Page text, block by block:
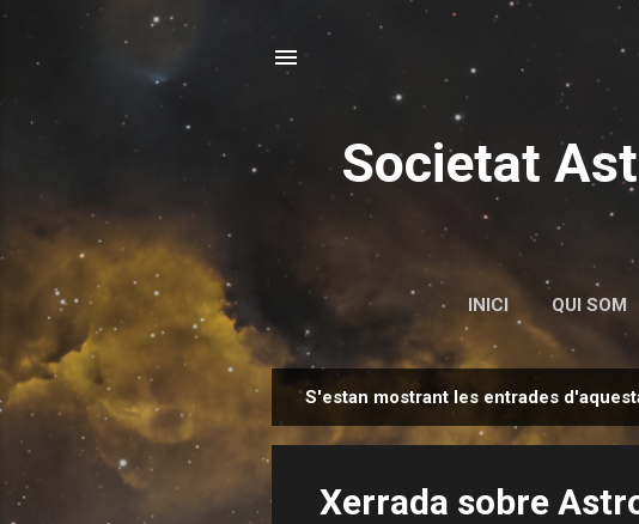
Societat
INICI QUI SOM
n
S'estan mostrant les entrades
Xerrada sobre